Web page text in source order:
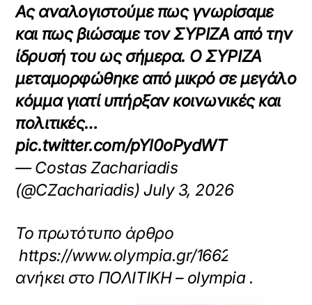
Ας αναλογιστούμε πως γνωρίσαμε
και πως βιώσαμε τον ΣΥΡΙΖΑ από την
ίδρυσή του ως σήμερα. Ο ΣΥΡΙΖΑ
μεταμορφώθηκε από μικρό σε μεγάλο
κόμμα γιατί υπήρξαν κοινωνικές και
πολιτικές…
pic.twitter.com/pYl0oPydWT
— Costas Zachariadis
(@CZachariadis) July 3, 2026
Το πρωτότυπο άρθρο
https://www.olympia.gr/1662542/
ανήκει στο ΠΟΛΙΤΙΚΗ – olympia .